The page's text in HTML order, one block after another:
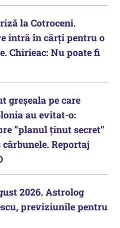
la Cotroceni.
intră în cărți pentru o
Chirieac: Nu poate fi
greșeala pe care
au evitat-o:
”planul ținut secret”
Reportaj
2026. Astrolog
previziunile pentru